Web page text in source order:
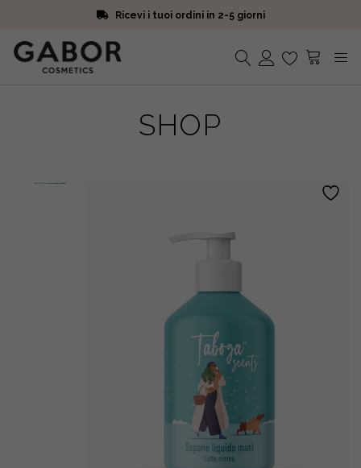
Ricevi i tuoi ordini in 2-5 giorni
Iscriviti alla Newsletter. 15% di sconto e spedizione gratuita
Ricevi i tuoi ordini in 2-5 giorni
SHOP